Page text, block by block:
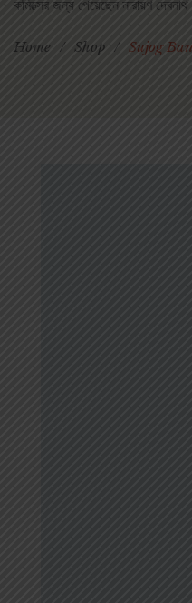
কমিক্সের জন্য পেয়েছেন নারায়ণ
Home / Shop / Sujog